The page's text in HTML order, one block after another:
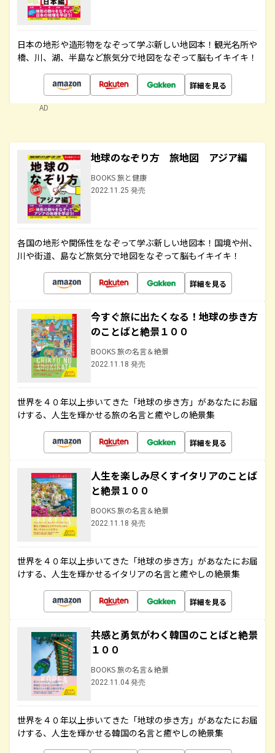
日本の地形や造形物をなぞって学ぶ新しい地図本！観光名所や
橋、川、湖、半島など旅気分で地図をなぞって脳もイキイキ！
詳細を見る
AD
地球のなぞり方 旅地図 アジア編
BOOKS 旅と健康
2022.11.25 発売
各国の地形や関係性をなぞって学ぶ新しい地図本！国境や州、
川や街道、島など旅気分で地図をなぞって脳もイキイキ！
詳細を見る
今すぐ旅に出たくなる！地球の歩き方
のことばと絶景１００
BOOKS 旅の名言＆絶景
2022.11.18 発売
世界を４０年以上歩いてきた「地球の歩き方」があなたにお届
けする、人生を輝かせる旅の名言と癒やしの絶景集
詳細を見る
人生を楽しみ尽くすイタリアのことば
と絶景１００
BOOKS 旅の名言＆絶景
2022.11.18 発売
世界を４０年以上歩いてきた「地球の歩き方」があなたにお届
けする、人生を輝かせるイタリアの名言と癒やしの絶景集
詳細を見る
共感と勇気がわく韓国のことばと絶景
１００
BOOKS 旅の名言＆絶景
2022.11.04 発売
世界を４０年以上歩いてきた「地球の歩き方」があなたにお届
けする、人生を輝かせる韓国の名言と癒やしの絶景集